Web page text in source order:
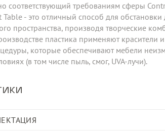
соответствующий требованиям сферы
- это отличный способ для
пространства, производя творческие
пластика применяют красители и
которые обеспечивают мебели
(в том числе пыль, смог, UVA-лучи).